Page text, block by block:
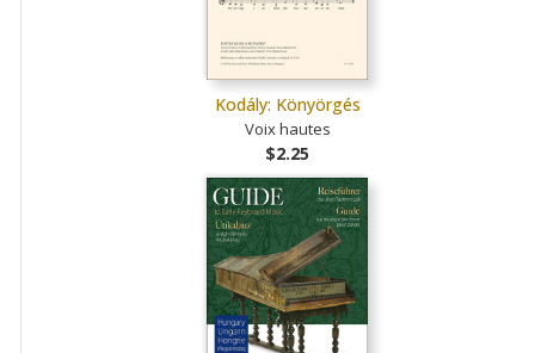
Kodály: Könyörgés
Voix hautes
$2.25